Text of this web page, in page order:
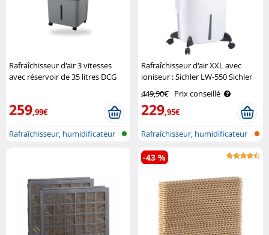
Rafraîchisseur d'air 3 vitesses
avec réservoir de 35 litres DCG
259,99€
Rafraîchisseur, humidificateur
Rafraîchisseur d'air XXL avec
ioniseur : Sichler LW-550 Sichler
449,90€ Prix conseillé
229,95€
Rafraîchisseur, humidificateur
et p..
-43 %